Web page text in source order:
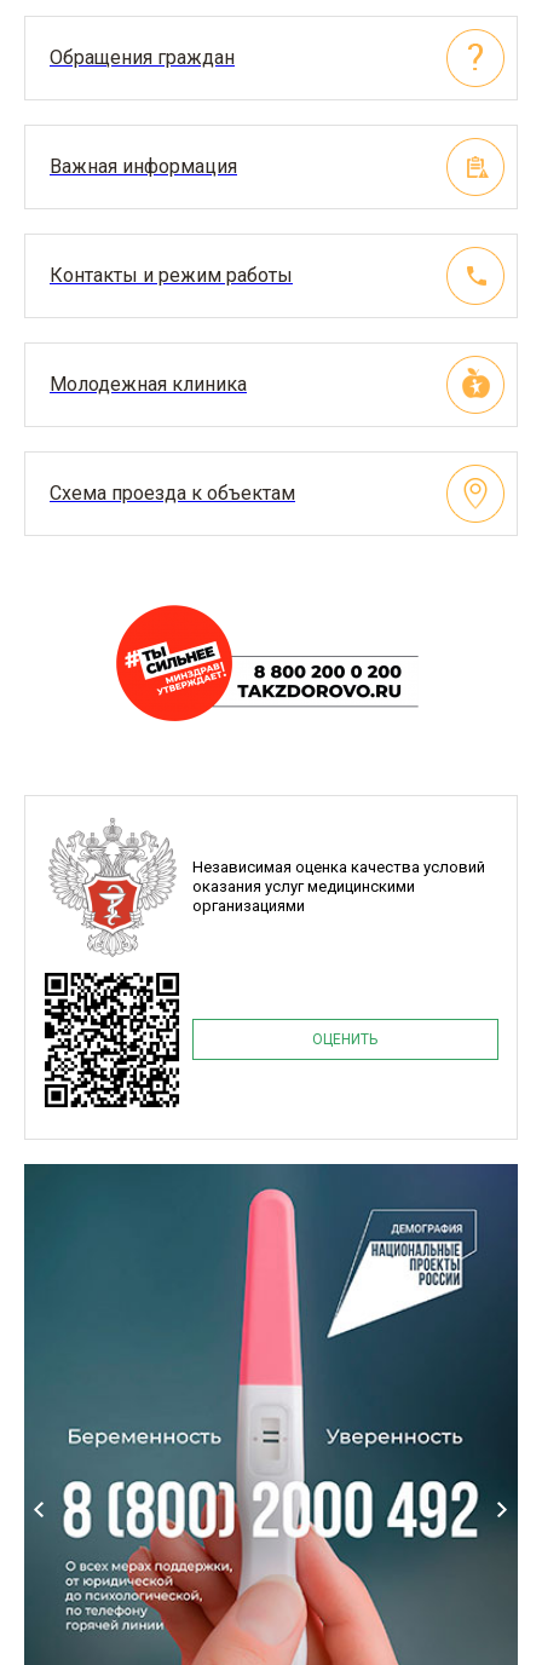
Обращения граждан
Важная информация
Контакты и режим работы
Молодежная клиника
Схема проезда к объектам
Независимая оценка качества условий
оказания услуг медицинскими
организациями
ОЦЕНИТЬ